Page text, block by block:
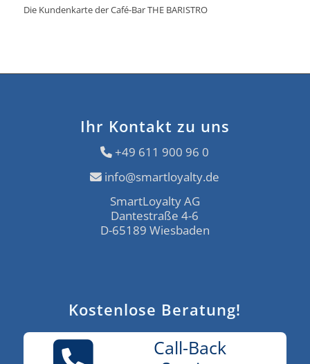
Die Kundenkarte der Café-Bar THE BARISTRO
Ihr Kontakt zu uns
+49 611 900 96 0
info@smartloyalty.de
SmartLoyalty AG
Dantestraße 4-6
D-65189 Wiesbaden
Kostenlose Beratung!
Call-Back